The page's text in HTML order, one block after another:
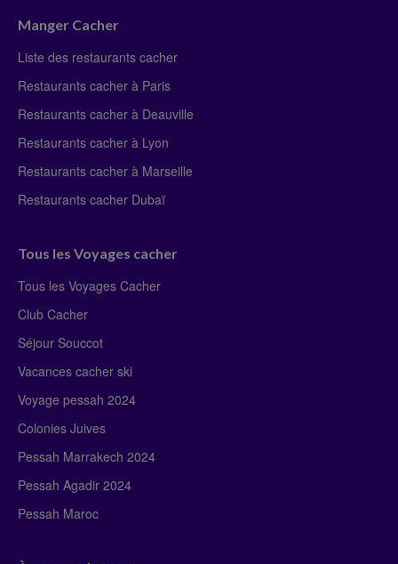
Manger Cacher
Liste des restaurants cacher
Restaurants cacher à Paris
Restaurants cacher à Deauville
Restaurants cacher à Lyon
Restaurants cacher à Marseille
Restaurants cacher Dubaï
Tous les Voyages cacher
Tous les Voyages Cacher
Club Cacher
Séjour Souccot
Vacances cacher ski
Voyage pessah 2024
Colonies Juives
Pessah Marrakech 2024
Pessah Agadir 2024
Pessah Maroc